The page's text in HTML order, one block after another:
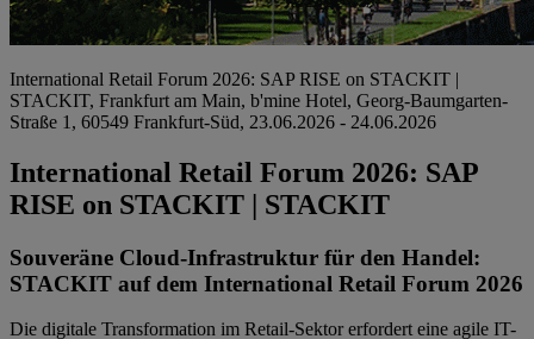
International Retail Forum 2026: SAP RISE on STACKIT |
STACKIT, Frankfurt am Main, b'mine Hotel, Georg-Baumgarten-
Straße 1, 60549 Frankfurt-Süd, 23.06.2026 - 24.06.2026
International Retail Forum 2026: SAP
RISE on STACKIT | STACKIT
Souveräne Cloud-Infrastruktur für den Handel:
STACKIT auf dem International Retail Forum 2026
Die digitale Transformation im Retail-Sektor erfordert eine agile IT-